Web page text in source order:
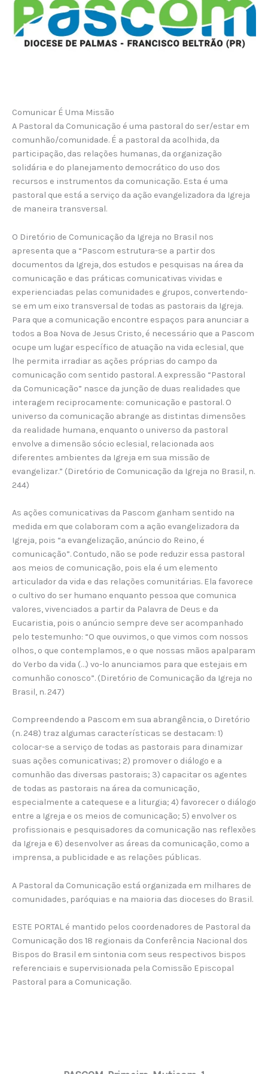
Comunicar É Uma Missão
A Pastoral da Comunicação é uma pastoral do ser/estar em
comunhão/comunidade. É a pastoral da acolhida, da
participação, das relações humanas, da organização
solidária e do planejamento democrático do uso dos
recursos e instrumentos da comunicação. Esta é uma
pastoral que está a serviço da ação evangelizadora da Igreja
de maneira transversal.
O Diretório de Comunicação da Igreja no Brasil nos
apresenta que a “Pascom estrutura-se a partir dos
documentos da Igreja, dos estudos e pesquisas na área da
comunicação e das práticas comunicativas vividas e
experienciadas pelas comunidades e grupos, convertendo-
se em um eixo transversal de todas as pastorais da Igreja.
Para que a comunicação encontre espaços para anunciar a
todos a Boa Nova de Jesus Cristo, é necessário que a Pascom
ocupe um lugar específico de atuação na vida eclesial, que
lhe permita irradiar as ações próprias do campo da
comunicação com sentido pastoral. A expressão “Pastoral
da Comunicação” nasce da junção de duas realidades que
interagem reciprocamente: comunicação e pastoral. O
universo da comunicação abrange as distintas dimensões
da realidade humana, enquanto o universo da pastoral
envolve a dimensão sócio eclesial, relacionada aos
diferentes ambientes da Igreja em sua missão de
evangelizar.” (Diretório de Comunicação da Igreja no Brasil, n.
244)
As ações comunicativas da Pascom ganham sentido na
medida em que colaboram com a ação evangelizadora da
Igreja, pois “a evangelização, anúncio do Reino, é
comunicação”. Contudo, não se pode reduzir essa pastoral
aos meios de comunicação, pois ela é um elemento
articulador da vida e das relações comunitárias. Ela favorece
o cultivo do ser humano enquanto pessoa que comunica
valores, vivenciados a partir da Palavra de Deus e da
Eucaristia, pois o anúncio sempre deve ser acompanhado
pelo testemunho: “O que ouvimos, o que vimos com nossos
olhos, o que contemplamos, e o que nossas mãos apalparam
do Verbo da vida (…) vo-lo anunciamos para que estejais em
comunhão conosco”. (Diretório de Comunicação da Igreja no
Brasil, n. 247)
Compreendendo a Pascom em sua abrangência, o Diretório
(n. 248) traz algumas características se destacam: 1)
colocar-se a serviço de todas as pastorais para dinamizar
suas ações comunicativas; 2) promover o diálogo e a
comunhão das diversas pastorais; 3) capacitar os agentes
de todas as pastorais na área da comunicação,
especialmente a catequese e a liturgia; 4) favorecer o diálogo
entre a Igreja e os meios de comunicação; 5) envolver os
profissionais e pesquisadores da comunicação nas reflexões
da Igreja e 6) desenvolver as áreas da comunicação, como a
imprensa, a publicidade e as relações públicas.
A Pastoral da Comunicação está organizada em milhares de
comunidades, paróquias e na maioria das dioceses do Brasil.
ESTE PORTAL é mantido pelos coordenadores de Pastoral da
Comunicação dos 18 regionais da Conferência Nacional dos
Bispos do Brasil em sintonia com seus respectivos bispos
referenciais e supervisionada pela Comissão Episcopal
Pastoral para a Comunicação.